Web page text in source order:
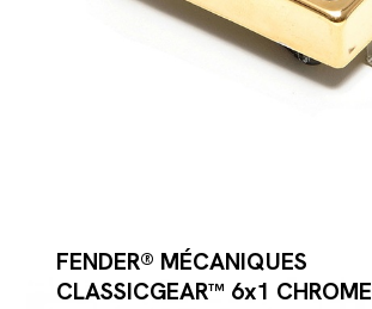
FENDER® MÉCANIQUES
CLASSICGEAR™ 6x1 CHROME